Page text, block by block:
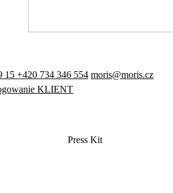
15 +420 734 346 554 moris@moris.cz
KLIENT
Press Kit